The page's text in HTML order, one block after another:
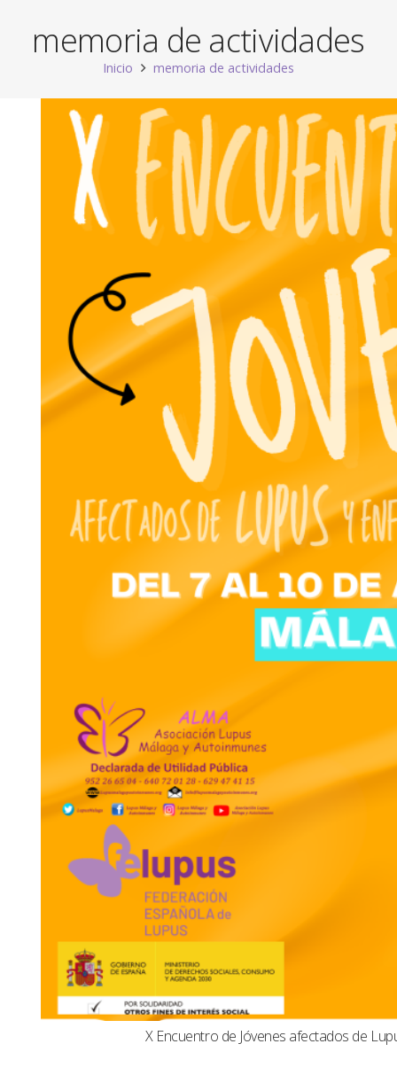
memoria de actividades
Inicio memoria de actividades
X Encuentro de Jóvenes afectados de